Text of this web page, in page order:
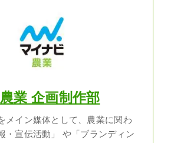
業 企画制作部
メイン媒体として、農業に関わ
・宣伝活動」 や「ブランディン